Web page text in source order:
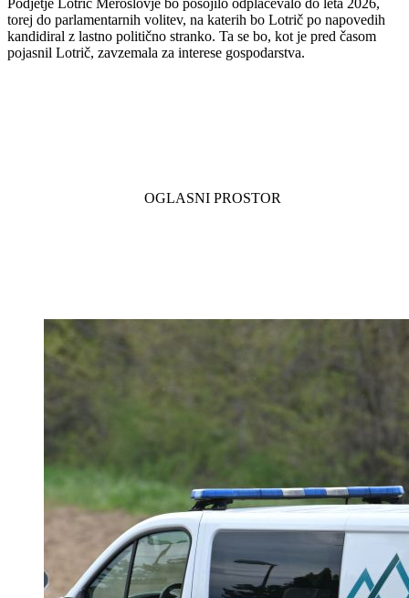
Podjetje Lotrič Meroslovje bo posojilo odplačevalo do leta 2026,
torej do parlamentarnih volitev, na katerih bo Lotrič po napovedih
kandidiral z lastno politično stranko. Ta se bo, kot je pred časom
pojasnil Lotrič, zavzemala za interese gospodarstva.